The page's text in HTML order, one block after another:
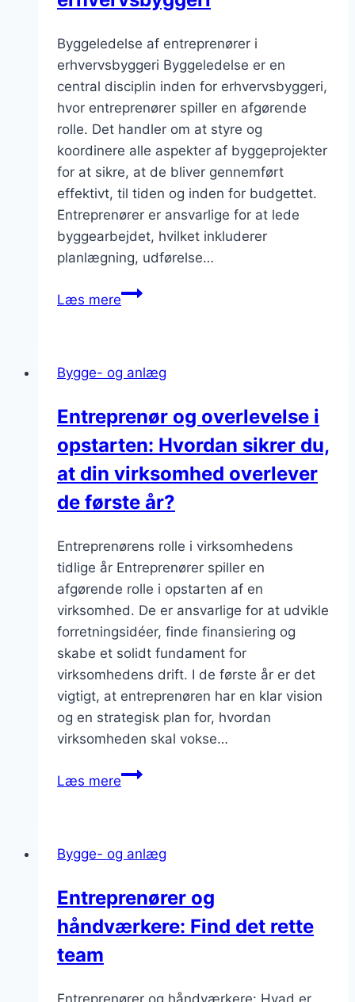
Byggeledelse af entreprenører i
erhvervsbyggeri Byggeledelse er en
central disciplin inden for erhvervsbyggeri,
hvor entreprenører spiller en afgørende
rolle. Det handler om at styre og
koordinere alle aspekter af byggeprojekter
for at sikre, at de bliver gennemført
effektivt, til tiden og inden for budgettet.
Entreprenører er ansvarlige for at lede
byggearbejdet, hvilket inkluderer
planlægning, udførelse…
Læs mereByggeledelse
erhvervsbyggeri
Bygge- og anlæg
Entreprenør og overlevelse i
opstarten: Hvordan sikrer du,
at din virksomhed overlever
de første år?
Entreprenørens rolle i virksomhedens
tidlige år Entreprenører spiller en
afgørende rolle i opstarten af en
virksomhed. De er ansvarlige for at udvikle
forretningsidéer, finde finansiering og
skabe et solidt fundament for
virksomhedens drift. I de første år er det
vigtigt, at entreprenøren har en klar vision
og en strategisk plan for, hvordan
virksomheden skal vokse…
Læs mereEntreprenør
opstarten:
sikrer
du,
Bygge- og anlæg
Entreprenører og
håndværkere: Find det rette
team